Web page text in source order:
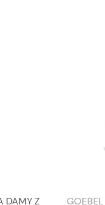
DAMY Z